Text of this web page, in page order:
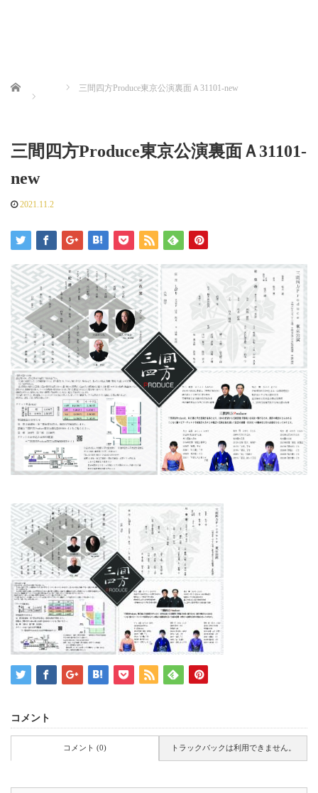
Home 三間四方Produce東京公演裏面Ａ31101-new
三間四方Produce東京公演裏面Ａ31101-
new
2021.11.2
コメント
コメント (0) トラックバックは利用できません。